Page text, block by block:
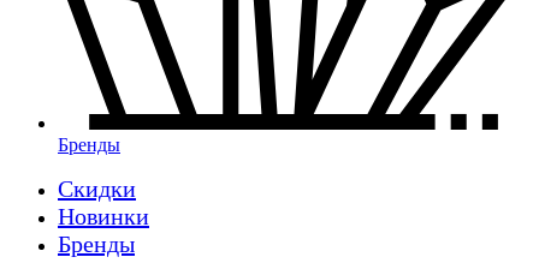
Бренды
Скидки
Новинки
Бренды